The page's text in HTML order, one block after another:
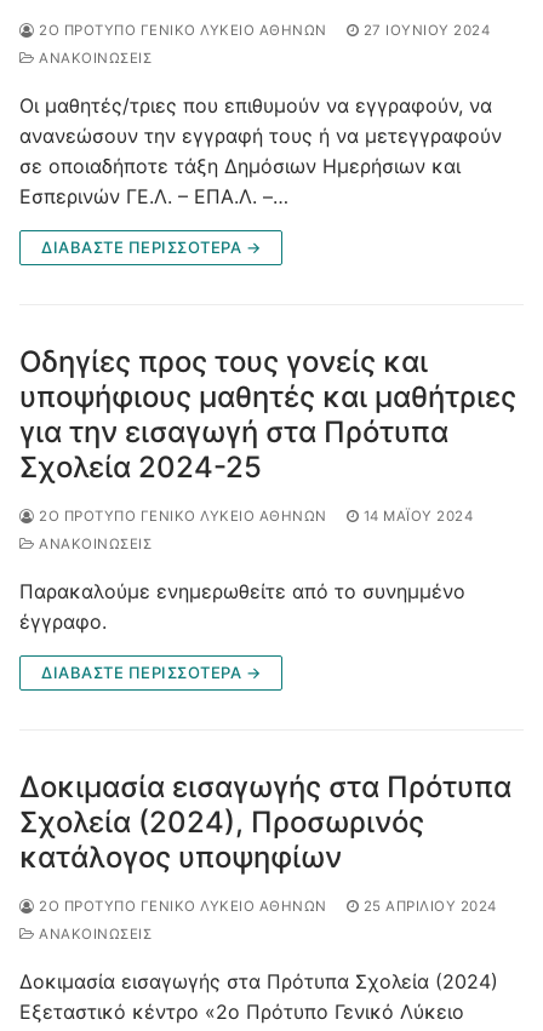
2Ο ΠΡΌΤΥΠΟ ΓΕΝΙΚΌ ΛΎΚΕΙΟ ΑΘΗΝΏΝ
27 ΙΟΥΝΊΟΥ 2024
ΑΝΑΚΟΙΝΩΣΕΙΣ
Οι μαθητές/τριες που επιθυμούν να εγγραφούν, να
ανανεώσουν την εγγραφή τους ή να μετεγγραφούν
σε οποιαδήποτε τάξη Δημόσιων Ημερήσιων και
Εσπερινών ΓΕ.Λ. – ΕΠΑ.Λ. –…
ΔΙΑΒΆΣΤΕ ΠΕΡΙΣΣΌΤΕΡΑ →
Οδηγίες προς τους γονείς και
υποψήφιους μαθητές και μαθήτριες
για την εισαγωγή στα Πρότυπα
Σχολεία 2024-25
2Ο ΠΡΌΤΥΠΟ ΓΕΝΙΚΌ ΛΎΚΕΙΟ ΑΘΗΝΏΝ
14 ΜΑΪ́ΟΥ 2024
ΑΝΑΚΟΙΝΩΣΕΙΣ
Παρακαλούμε ενημερωθείτε από το συνημμένο
έγγραφο.
ΔΙΑΒΆΣΤΕ ΠΕΡΙΣΣΌΤΕΡΑ →
Δοκιμασία εισαγωγής στα Πρότυπα
Σχολεία (2024), Προσωρινός
κατάλογος υποψηφίων
2Ο ΠΡΌΤΥΠΟ ΓΕΝΙΚΌ ΛΎΚΕΙΟ ΑΘΗΝΏΝ
25 ΑΠΡΙΛΊΟΥ 2024
ΑΝΑΚΟΙΝΩΣΕΙΣ
Δοκιμασία εισαγωγής στα Πρότυπα Σχολεία (2024)
Εξεταστικό κέντρο «2ο Πρότυπο Γενικό Λύκειο